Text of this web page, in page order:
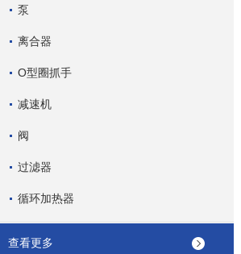
泵
离合器
O型圈抓手
减速机
阀
过滤器
循环加热器
查看更多